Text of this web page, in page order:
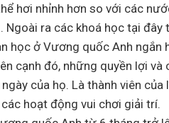
hơi nhỉnh hơn so với các
ra các khoá học tại
học ở Vương quốc Anh
cạnh đó, những quyền lợi
của họ. Là thành viên
hoạt động vui chơi giải trí.